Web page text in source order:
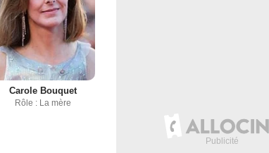
Carole Bouquet
Rôle : La mère